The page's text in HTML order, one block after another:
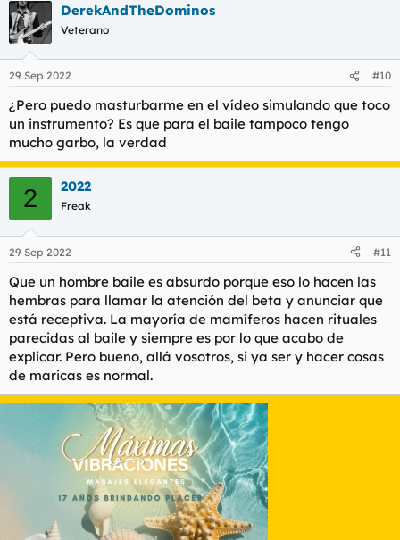
DerekAndTheDominos
Veterano
29 Sep 2022 #10
¿Pero puedo masturbarme en el vídeo simulando que toco
un instrumento? Es que para el baile tampoco tengo
mucho garbo, la verdad
2 2022
Freak
29 Sep 2022 #11
Que un hombre baile es absurdo porque eso lo hacen las
hembras para llamar la atención del beta y anunciar que
está receptiva. La mayoría de mamíferos hacen rituales
parecidas al baile y siempre es por lo que acabo de
explicar. Pero bueno, allá vosotros, si ya ser y hacer cosas
de maricas es normal.